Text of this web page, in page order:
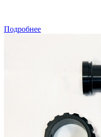
Подробнее